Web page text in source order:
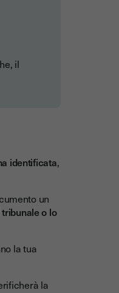
il
identificata,
un
tribunale o lo
la tua
la